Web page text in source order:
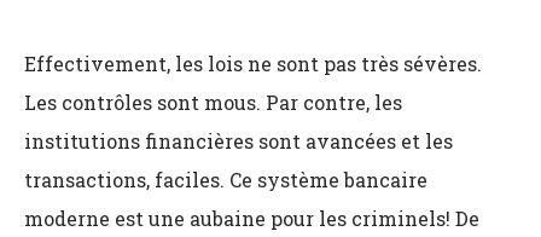
Effectivement, les lois ne sont pas très sévères.
Les contrôles sont mous. Par contre, les
institutions financières sont avancées et les
transactions, faciles. Ce système bancaire
moderne est une aubaine pour les criminels! De